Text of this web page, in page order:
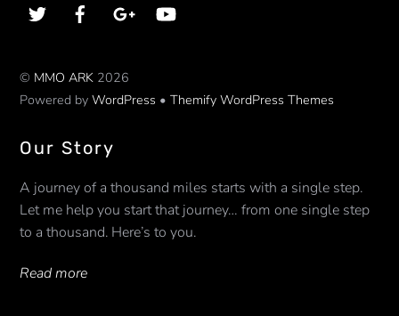
© MMO ARK 2026
Powered byWordPress •Themify WordPress Themes
Our Story
A journey of a thousand miles starts with a single step.
Let me help you start that journey… from one single step
to a thousand. Here’s to you.
Read more